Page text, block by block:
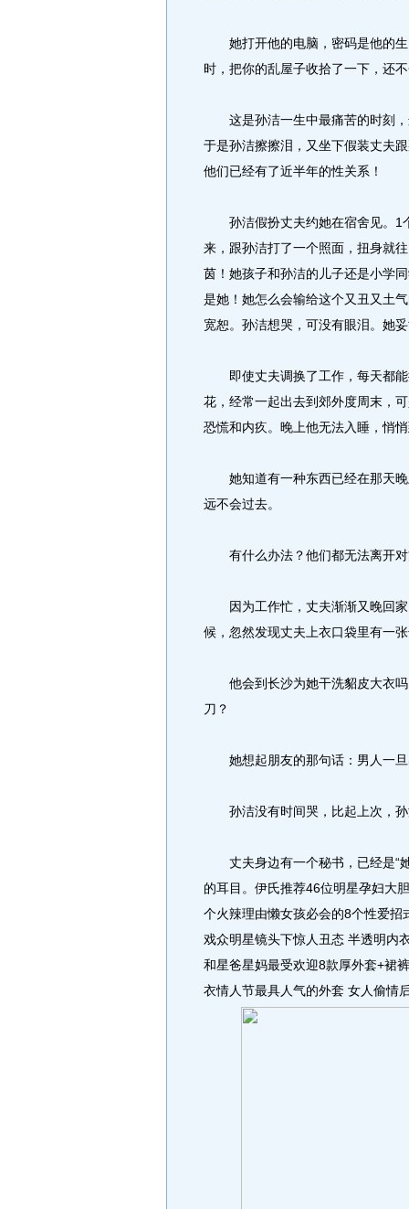
她打开他的电脑，密码是他的生
时，把你的乱屋子收拾了一下，还
这是孙洁一生中最痛苦的时刻，
于是孙洁擦擦泪，又坐下假装丈夫
他们已经有了近半年的性关系！
孙洁假扮丈夫约她在宿舍见。1
来，跟孙洁打了一个照面，扭身就
茵！她孩子和孙洁的儿子还是小学
是她！她怎么会输给这个又丑又土
宽恕。孙洁想哭，可没有眼泪。她
即使丈夫调换了工作，每天都能
花，经常一起出去到郊外度周末，
恐慌和内疚。晚上他无法入睡，悄
她知道有一种东西已经在那天晚
远不会过去。
有什么办法？他们都无法离开对
因为工作忙，丈夫渐渐又晚回家
候，忽然发现丈夫上衣口袋里有一
他会到长沙为她干洗貂皮大衣吗
刀？
她想起朋友的那句话：男人一旦
孙洁没有时间哭，比起上次，孙
丈夫身边有一个秘书，已经是“
的耳目。伊氏推荐46位明星孕妇大
个火辣理由懒女孩必会的8个性爱
戏众明星镜头下惊人丑态 半透明内
和星爸星妈最受欢迎8款厚外套+裙
衣情人节最具人气的外套 女人偷情